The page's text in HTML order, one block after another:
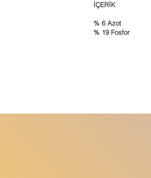
İÇERİK
% 6 Azot
% 19 Fosfor